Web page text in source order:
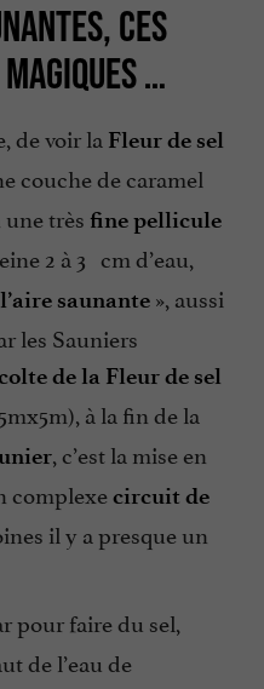
CES
…
de voir la Fleur de sel
couche de caramel
très fine pellicule
2 à 3 cm d’eau,
l’aire saunante », aussi
les Sauniers
de la Fleur de sel
à la fin de la
, c’est la mise en
complexecircuit de
il y a presque un
pour faire du sel,
de l’eau de